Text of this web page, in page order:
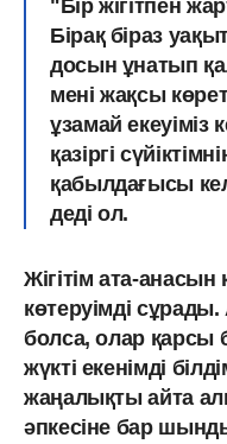
"Бір жігітпен
Бірақ біраз
досын ұнатып
мені жақсы
ұзамай екеуіміз
қазіргі
қабылдағысы
деді ол.
Жігітім ата-анасын
көтеруімді
болса, олар қарсы
жүкті екенімді
жаңалықты айта
әпкесіне бар